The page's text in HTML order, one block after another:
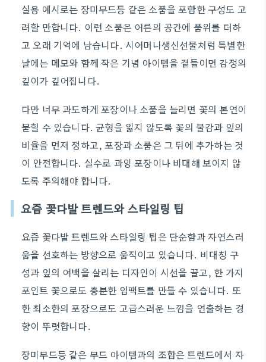
실용 예시로는 장미무드등 같은 소품을 포함한 구성도 고
려할 만합니다. 이런 소품은 어른의 공간에 품위를 더하
고 오래 기억에 남습니다. 시어머니생신선물처럼 특별한
날에는 메모와 함께 작은 기념 아이템을 곁들이면 감정의
깊이가 깊어집니다.
다만 너무 과도하게 포장이나 소품을 늘리면 꽃의 본연이
묻힐 수 있습니다. 균형을 잃지 않도록 꽃의 물감과 잎의
비율을 먼저 정하고, 포장과 소품은 그 뒤에 추가하는 것
이 안전합니다. 실수로 과잉 포장이나 비대해 보이지 않
도록 주의해야 합니다.
요즘 꽃다발 트렌드와 스타일링 팁
요즘 꽃다발 트렌드와 스타일링 팁은 단순함과 자연스러
움을 선호하는 방향으로 움직이고 있습니다. 비대칭 구
성과 잎의 여백을 살리는 디자인이 시선을 끌고, 한 가지
포인트 꽃으로도 충분한 임팩트를 만들 수 있습니다. 또
한 최소한의 포장으로도 고급스러운 느낌을 연출하는 경
향이 뚜렷합니다.
장미무드등 같은 무드 아이템과의 조합은 트렌드에서 자